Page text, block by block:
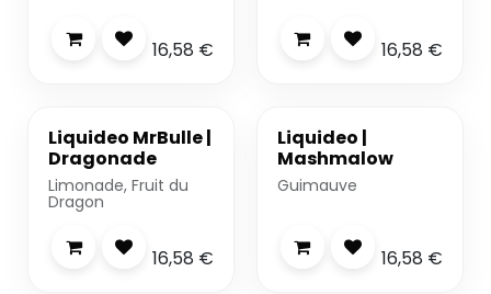
16,58 € 16,58 €
Liquideo MrBulle |
Dragonade
Limonade, Fruit du
Dragon
16,58 €
Liquideo |
Mashmalow
Guimauve
16,58 €